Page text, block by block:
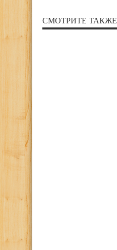
СМОТРИТЕ ТАКЖЕ